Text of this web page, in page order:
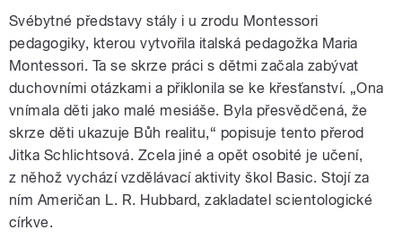
Svébytné představy stály i u zrodu Montessori
pedagogiky, kterou vytvořila italská pedagožka Maria
Montessori. Ta se skrze práci s dětmi začala zabývat
duchovními otázkami a přiklonila se ke křesťanství. „Ona
vnímala děti jako malé mesiáše. Byla přesvědčená, že
skrze děti ukazuje Bůh realitu,“ popisuje tento přerod
Jitka Schlichtsová. Zcela jiné a opět osobité je učení,
z něhož vychází vzdělávací aktivity škol Basic. Stojí za
ním Američan L. R. Hubbard, zakladatel scientologické
církve.